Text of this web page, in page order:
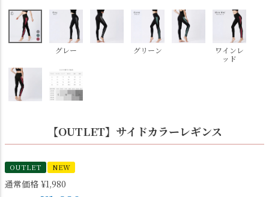
グレー グリーン
ワインレ
ッド
【OUTLET】サイドカラーレギンス
OUTLET NEW
通常価格 ¥1,980